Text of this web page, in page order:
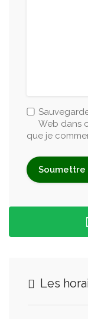
Web dans
que je
Les